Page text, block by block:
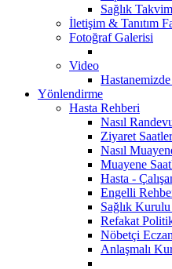
Sağlık
İletişim & Tanıtım
Fotoğraf Galerisi
Video
Yönlendirme
Hasta Rehberi
Nasıl
Ziyaret
Nasıl
Muayene
Hasta -
Engelli
Sağlık
Refakat
Nöbetçi
Anlaşmalı